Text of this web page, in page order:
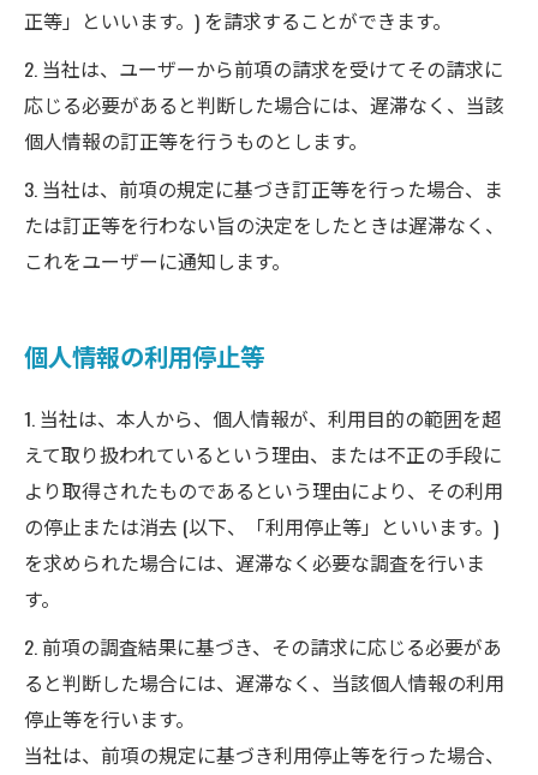
正等」といいます。) を請求することができます。
2. 当社は、ユーザーから前項の請求を受けてその請求に
応じる必要があると判断した場合には、遅滞なく、当該
個人情報の訂正等を行うものとします。
3. 当社は、前項の規定に基づき訂正等を行った場合、ま
たは訂正等を行わない旨の決定をしたときは遅滞なく、
これをユーザーに通知します。
個人情報の利用停止等
1. 当社は、本人から、個人情報が、利用目的の範囲を超
えて取り扱われているという理由、または不正の手段に
より取得されたものであるという理由により、その利用
の停止または消去 (以下、「利用停止等」といいます。)
を求められた場合には、遅滞なく必要な調査を行いま
す。
2. 前項の調査結果に基づき、その請求に応じる必要があ
ると判断した場合には、遅滞なく、当該個人情報の利用
停止等を行います。
当社は、前項の規定に基づき利用停止等を行った場合、